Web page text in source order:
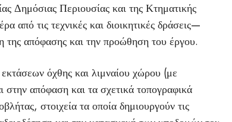
Δημόσιας Περιουσίας και της Κτηματικής
τις τεχνικές και διοικητικές δράσεις—
της απόφασης και την προώθηση του έργου.
όχθης και λιμναίου χώρου (με
στην απόφαση και τα σχετικά τοπογραφικά
στοιχεία τα οποία δημιουργούν τις